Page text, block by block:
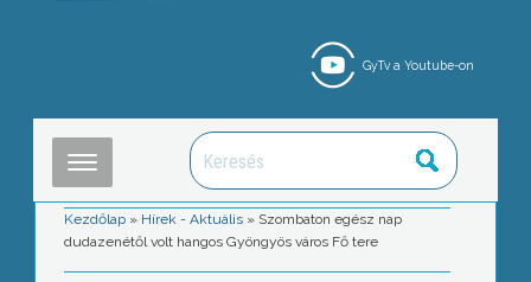
GyTv a Youtube-on
Kezdőlap » Hírek - Aktuális » Szombaton egész nap
dudazenétől volt hangos Gyöngyös város Fő tere